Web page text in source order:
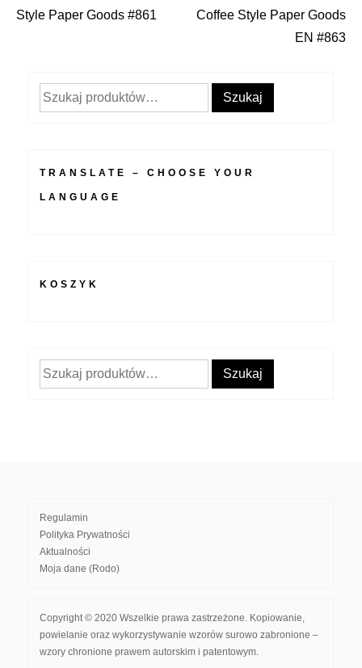
Style Paper Goods #861
Coffee Style Paper Goods
EN #863
Szukaj: Szukaj
TRANSLATE – CHOOSE YOUR
LANGUAGE
KOSZYK
Szukaj: Szukaj
Regulamin
Polityka Prywatności
Aktualności
Moja dane (Rodo)
Copyright © 2020 Wszelkie prawa zastrzeżone. Kopiowanie,
powielanie oraz wykorzystywanie wzorów surowo zabronione –
wzory chronione prawem autorskim i patentowym.